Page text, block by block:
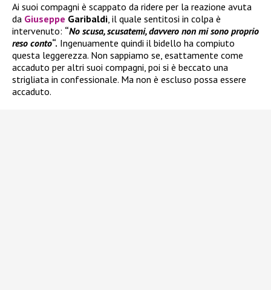
Ai suoi compagni è scappato da ridere per la reazione avuta
da Giuseppe Garibaldi, il quale sentitosi in colpa è
intervenuto: “No scusa, scusatemi, davvero non mi sono proprio
reso conto“. Ingenuamente quindi il bidello ha compiuto
questa leggerezza. Non sappiamo se, esattamente come
accaduto per altri suoi compagni, poi si è beccato una
strigliata in confessionale. Ma non è escluso possa essere
accaduto.